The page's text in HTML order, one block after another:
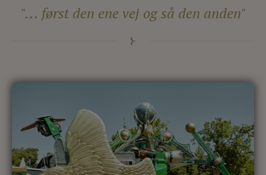
"... først den ene vej og så den anden"